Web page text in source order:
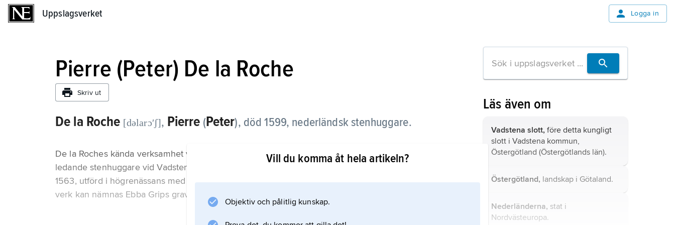
Uppslagsverket Logga in
Pierre (Peter) De la Roche
Skriv ut
De la Roche [dəlarɔʹʃ], Pierre (Peter), död 1599, nederländsk stenhuggare.
De la Roches kända verksamhet var främst förlagd till Östergötland, där han från 1556 var
ledande stenhuggare vid Vadstena slott. Hans mästerverk är slottets huvudportal, daterad
1563, utförd i högrenässans med klassiska, romerska förebilder. Bland De la Roches övriga
verk kan nämnas Ebba Grips gravmonument (Linköpings domkyrka) och dopfunten i
Vill du komma åt hela artikeln?
Objektiv och pålitlig kunskap.
Läs även om
Vadstena slott, före detta kungligt
slott i Vadstena kommun,
Östergötland (Östergötlands län).
Östergötland, landskap i Götaland.
Nederländerna, stat i
Nordvästeuropa.